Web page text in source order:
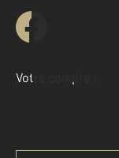
Votre compte :